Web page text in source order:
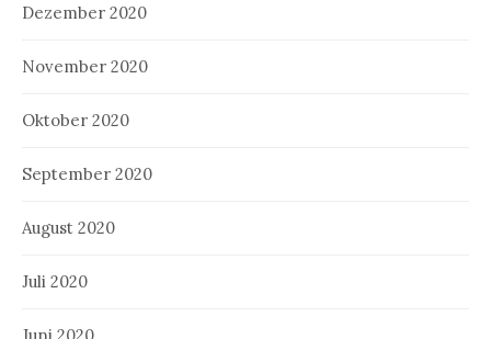
Dezember 2020
November 2020
Oktober 2020
September 2020
August 2020
Juli 2020